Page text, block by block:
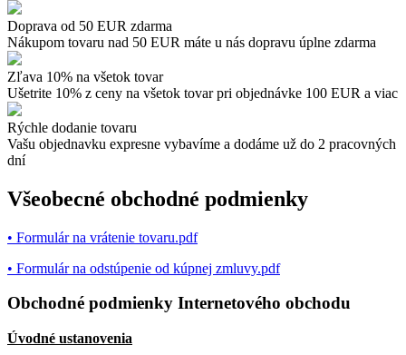
Doprava od 50 EUR zdarma
Nákupom tovaru nad 50 EUR máte u nás dopravu úplne zdarma
Zľava 10% na všetok tovar
Ušetrite 10% z ceny na všetok tovar pri objednávke 100 EUR a viac
Rýchle dodanie tovaru
Vašu objednavku expresne vybavíme a dodáme už do 2 pracovných
dní
Všeobecné obchodné podmienky
• Formulár na vrátenie tovaru.pdf
• Formulár na odstúpenie od kúpnej zmluvy.pdf
Obchodné podmienky Internetového obchodu
Úvodné ustanovenia